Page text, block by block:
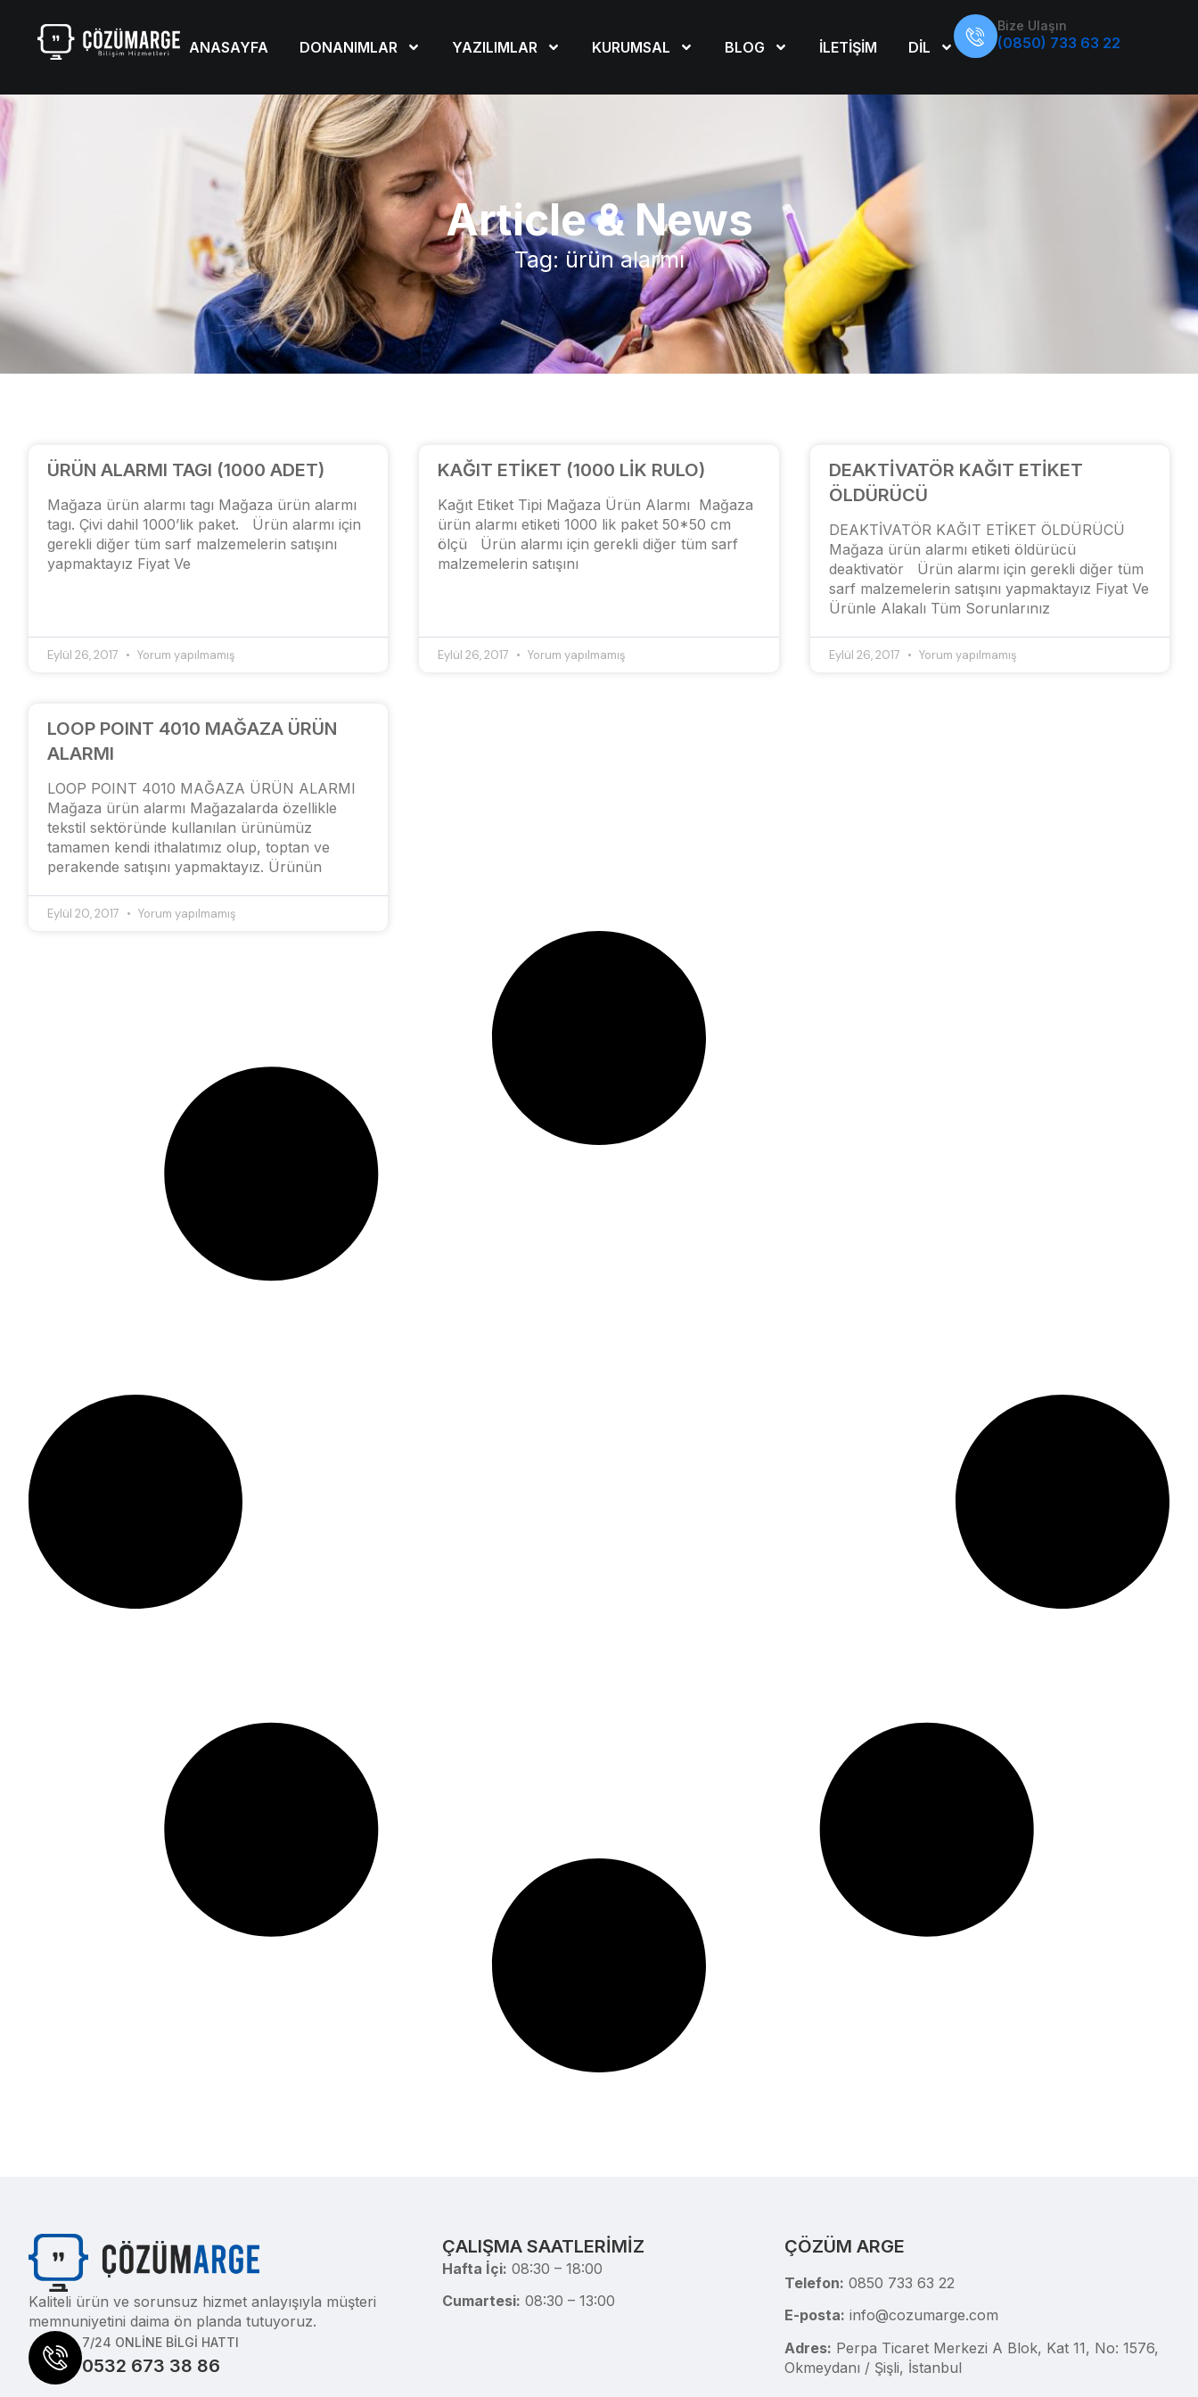
ANASAYFA DONANIMLAR YAZILIMLAR KURUMSAL BLOG İLETİŞİM DİL
Bize Ulaşın
(0850) 733 63 22
Article & News
Tag: ürün alarmı
ÜRÜN ALARMI TAGI (1000 ADET)
Mağaza ürün alarmı tagı Mağaza ürün alarmı
tagı. Çivi dahil 1000’lik paket. Ürün alarmı için
gerekli diğer tüm sarf malzemelerin satışını
yapmaktayız Fiyat Ve
Eylül 26, 2017 Yorum yapılmamış
KAĞIT ETİKET (1000 LİK RULO)
Kağıt Etiket Tipi Mağaza Ürün Alarmı Mağaza
ürün alarmı etiketi 1000 lik paket 50*50 cm
ölçü Ürün alarmı için gerekli diğer tüm sarf
malzemelerin satışını
Eylül 26, 2017 Yorum yapılmamış
DEAKTİVATÖR KAĞIT ETİKET
ÖLDÜRÜCÜ
DEAKTİVATÖR KAĞIT ETİKET ÖLDÜRÜCÜ
Mağaza ürün alarmı etiketi öldürücü
deaktivatör Ürün alarmı için gerekli diğer tüm
sarf malzemelerin satışını yapmaktayız Fiyat Ve
Ürünle Alakalı Tüm Sorunlarınız
Eylül 26, 2017 Yorum yapılmamış
LOOP POINT 4010 MAĞAZA ÜRÜN
ALARMI
LOOP POINT 4010 MAĞAZA ÜRÜN ALARMI
Mağaza ürün alarmı Mağazalarda özellikle
tekstil sektöründe kullanılan ürünümüz
tamamen kendi ithalatımız olup, toptan ve
perakende satışını yapmaktayız. Ürünün
Eylül 20, 2017 Yorum yapılmamış
Kaliteli ürün ve sorunsuz hizmet anlayışıyla müşteri
memnuniyetini daima ön planda tutuyoruz.
7/24 ONLİNE BİLGİ HATTI
0532 673 38 86
ÇALIŞMA SAATLERİMİZ
Hafta İçi: 08:30 – 18:00
Cumartesi: 08:30 – 13:00
ÇÖZÜM ARGE
Telefon: 0850 733 63 22
E-posta: info@cozumarge.com
Adres: Perpa Ticaret Merkezi A Blok, Kat 11, No: 1576,
Okmeydanı / Şişli, İstanbul